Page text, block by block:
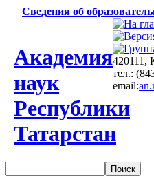
Сведения об
Академия
наук
Республики
Татарстан
420111,
тел.:
email: